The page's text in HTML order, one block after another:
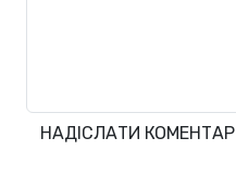
НАДІСЛАТИ КОМЕНТАР